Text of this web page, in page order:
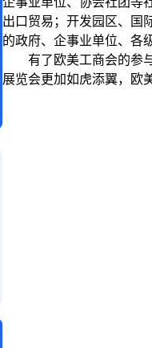
出口贸易；开发园区、国
的政府、企事业单位、各
有了欧美工商会的参与
展览会更加如虎添翼，欧